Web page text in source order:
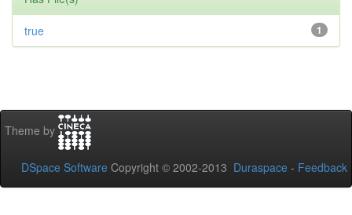
1
true
Theme by
DSpace Software Copyright © 2002-2013 Duraspace - Feedback